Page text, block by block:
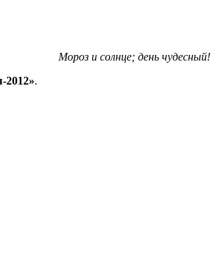
Мороз и солнце; день чудесный!
.